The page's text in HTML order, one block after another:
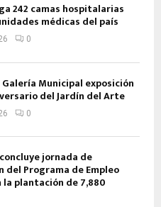
242 camas hospitalarias
médicas del país
0
Municipal exposición
del Jardín del Arte
0
jornada de
Programa de Empleo
la plantación de 7,880